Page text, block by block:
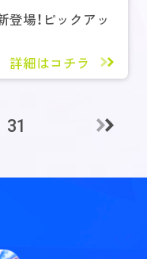
場！ピックアッ
詳細はコチラ
31